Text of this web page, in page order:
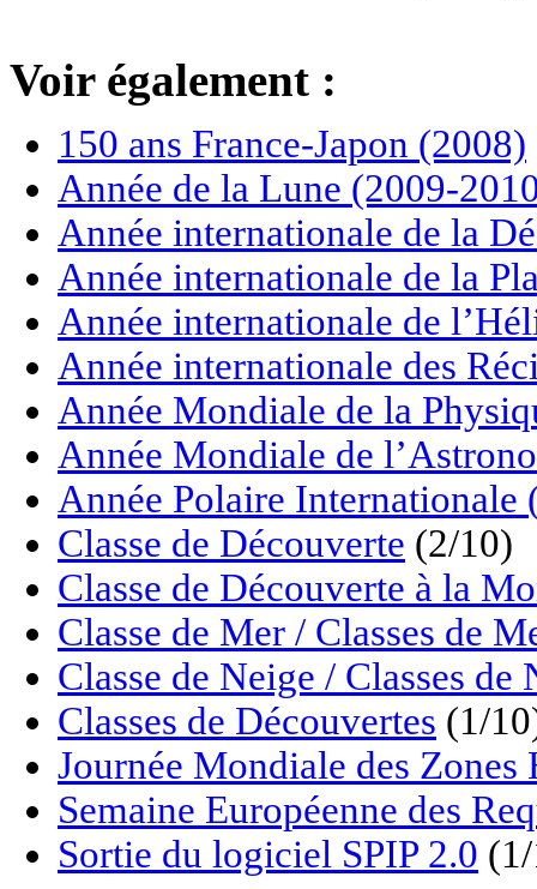
Voir également :
150 ans France-Japon (2008)
Année de la Lune (2009-
Année internationale de la
Année internationale de la
Année internationale de
Année internationale des
Année Mondiale de la
Année Mondiale de
Année Polaire Internationale
Classe de Découverte (2/10)
Classe de Découverte à la
Classe de Mer / Classes de
Classe de Neige / Classes de
Classes de Découvertes (1/
Journée Mondiale des
Semaine Européenne des
Sortie du logiciel SPIP 2.0